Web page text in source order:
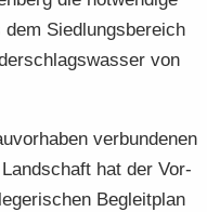
Sied­lungs­be­reich
von
ver­bun­de­nen
hat der Vor­
Be­gleit­plan